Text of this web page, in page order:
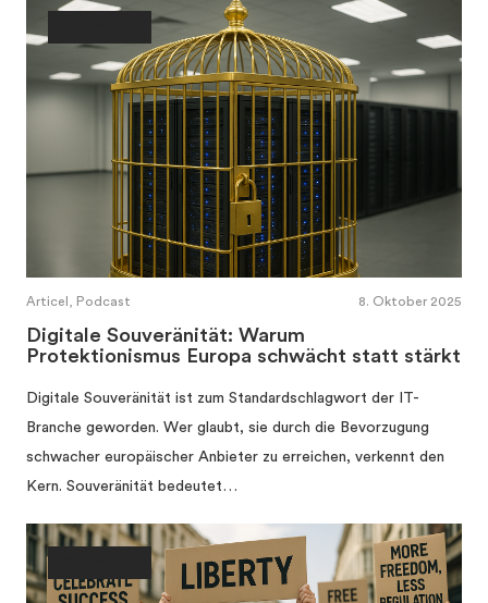
Articel, Podcast 8. Oktober 2025
Digitale Souveränität: Warum
Protektionismus Europa schwächt statt stärkt
Digitale Souveränität ist zum Standardschlagwort der IT-
Branche geworden. Wer glaubt, sie durch die Bevorzugung
schwacher europäischer Anbieter zu erreichen, verkennt den
Kern. Souveränität bedeutet…